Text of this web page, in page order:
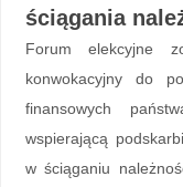
ściągania
Forum elekcyjne
konwokacyjny do
finansowych
wspierającą
w ściąganiu